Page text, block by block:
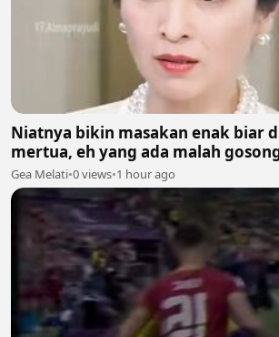
Niatnya bikin masakan enak biar
mertua, eh yang ada malah
Gea Melati•0 views•1 hour ago